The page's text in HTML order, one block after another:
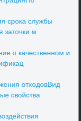
срока службы
заточки м
о качественном и
отходовВид
свойства